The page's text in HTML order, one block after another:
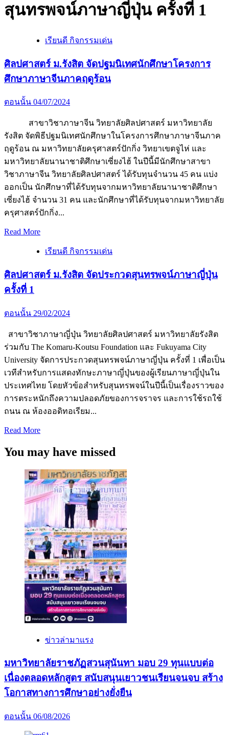
สุนทรพจน์ภาษาญี่ปุ่น ครั้งที่ 1
เรียนดี กิจกรรมเด่น
ศิลปศาสตร์ ม.รังสิต จัดปฐมนิเทศนักศึกษาโครงการ
ศึกษาภาษาจีนภาคฤดูร้อน
ตอนนั้น 04/07/2024
สาขาวิชาภาษาจีน วิทยาลัยศิลปศาสตร์ มหาวิทยาลัย
รังสิต จัดพิธีปฐมนิเทศนักศึกษาในโครงการศึกษาภาษาจีนภาค
ฤดูร้อน ณ มหาวิทยาลัยครุศาสตร์ปักกิ่ง วิทยาเขตจูไห่ และ
มหาวิทยาลัยนานาชาติศึกษาเซี่ยงไฮ้ ในปีนี้มีนักศึกษาสาขา
วิชาภาษาจีน วิทยาลัยศิลปศาสตร์ ได้รับทุนจำนวน 45 คน แบ่ง
ออกเป็น นักศึกษาที่ได้รับทุนจากมหาวิทยาลัยนานาชาติศึกษา
เซี่ยงไฮ้ จำนวน 31 คน และนักศึกษาที่ได้รับทุนจากมหาวิทยาลัย
ครุศาสตร์ปักกิ่ง...
Read MoreRead
about
ม.รังสิต
นักศึกษา
ศึกษา
ภาษา
จีน
ภาค
ฤดู
ร้อน
เรียนดี กิจกรรมเด่น
ศิลปศาสตร์ ม.รังสิต จัดประกวดสุนทรพจน์ภาษาญี่ปุ่น
ครั้งที่ 1
ตอนนั้น 29/02/2024
สาขาวิชาภาษาญี่ปุ่น วิทยาลัยศิลปศาสตร์ มหาวิทยาลัยรังสิต
ร่วมกับ The Komaru-Koutsu Foundation และ Fukuyama City
University จัดการประกวดสุนทรพจน์ภาษาญี่ปุ่น ครั้งที่ 1 เพื่อเป็น
เวทีสำหรับการแสดงทักษะภาษาญี่ปุ่นของผู้เรียนภาษาญี่ปุ่นใน
ประเทศไทย โดยหัวข้อสำหรับสุนทรพจน์ในปีนี้เป็นเรื่องราวของ
การตระหนักถึงความปลอดภัยของการจราจร และการใช้รถใช้
ถนน ณ ห้องออดิทอเรียม...
Read MoreRead
about
ศิลปศาสตร์
ม.รังสิต
จัด
ประกวด
สุนทรพจน์
ภาษา
ญี่ปุ่น
ครั้ง
ที่
1
You may have missed
ข่าวล่ามาแรง
มหาวิทยาลัยราชภัฏสวนสุนันทา มอบ 29 ทุนแบบต่อ
เนื่องตลอดหลักสูตร สนับสนุนเยาวชนเรียนจนจบ สร้าง
โอกาสทางการศึกษาอย่างยั่งยืน
ตอนนั้น 06/08/2026